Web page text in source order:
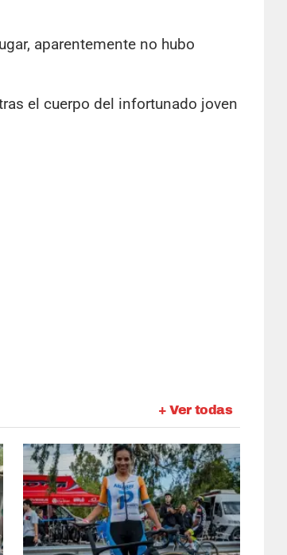
aparentemente no hubo
el cuerpo del infortunado joven
+ Ver todas